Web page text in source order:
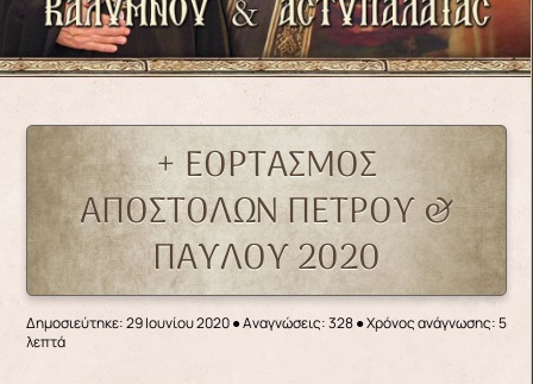
+ ΕΟΡΤΑΣΜΟΣ
ΑΠΟΣΤΟΛΩΝ ΠΕΤΡΟΥ &
ΠΑΥΛΟΥ 2020
Δημοσιεύτηκε: 29 Ιουνίου 2020●Αναγνώσεις: 328● Χρόνος ανάγνωσης: 5
λεπτά